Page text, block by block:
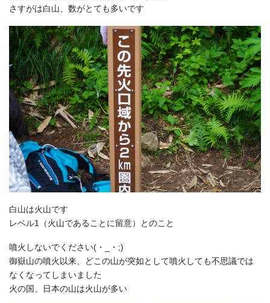
さすがは白山、数がとても多いです
白山は火山です
レベル1（火山であることに留意）とのこと
噴火しないでください(・_・;)
御嶽山の噴火以来、どこの山が突如として噴火しても不思議では
なくなってしまいました
火の国、日本の山は火山が多い